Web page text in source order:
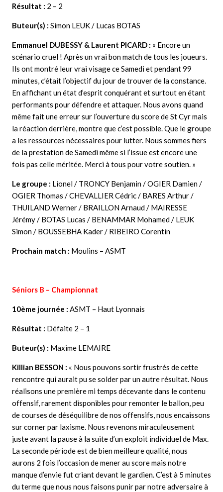
Résultat : 2 – 2
Buteur(s) : Simon LEUK / Lucas BOTAS
Emmanuel DUBESSY & Laurent PICARD : « Encore un
scénario cruel ! Après un vrai bon match de tous les joueurs.
Ils ont montré leur vrai visage ce Samedi et pendant 99
minutes, c’était l’objectif du jour de trouver de la constance.
En affichant un état d’esprit conquérant et surtout en étant
performants pour défendre et attaquer. Nous avons quand
même fait une erreur sur l’ouverture du score de St Cyr mais
la réaction derrière, montre que c’est possible. Que le groupe
a les ressources nécessaires pour lutter. Nous sommes fiers
de la prestation de Samedi même si l’issue est encore une
fois pas celle méritée. Merci à tous pour votre soutien. »
Le groupe : Lionel / TRONCY Benjamin / OGIER Damien /
OGIER Thomas / CHEVALLIER Cédric / BARES Arthur /
THUILAND Werner / BRAILLON Arnaud / MAIRESSE
Jérémy / BOTAS Lucas / BENAMMAR Mohamed / LEUK
Simon / BOUSSEBHA Kader / RIBEIRO Corentin
Prochain match : Moulins – ASMT
Séniors B – Championnat
10ème journée : ASMT – Haut Lyonnais
Résultat : Défaite 2 – 1
Buteur(s) : Maxime LEMAIRE
Killian BESSON : « Nous pouvons sortir frustrés de cette
rencontre qui aurait pu se solder par un autre résultat. Nous
réalisons une première mi temps décevante dans le contenu
offensif, rarement disponibles pour remonter le ballon, peu
de courses de déséquilibre de nos offensifs, nous encaissons
sur corner par laxisme. Nous revenons miraculeusement
juste avant la pause à la suite d’un exploit individuel de Max.
La seconde période est de bien meilleure qualité, nous
aurons 2 fois l’occasion de mener au score mais notre
manque d’envie fut criant devant le gardien. C’est à 5 minutes
du terme que nous nous faisons punir par notre adversaire à